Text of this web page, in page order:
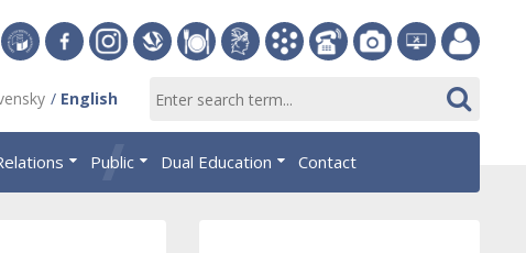
of
Economic
ParliamentInformation
portal
English
Public Dual Education Contact